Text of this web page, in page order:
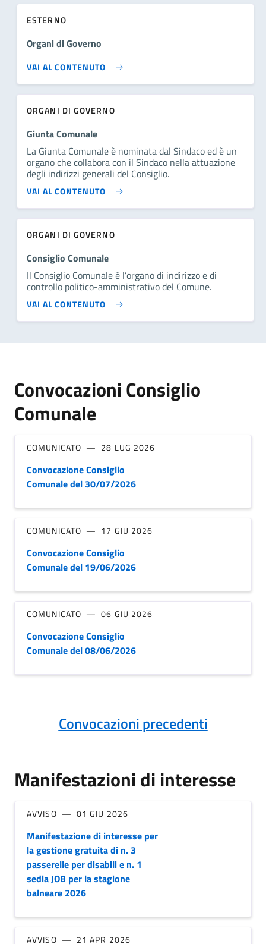
ESTERNO
Organi di Governo
VAI AL CONTENUTO
ORGANI DI GOVERNO
Giunta Comunale
La Giunta Comunale è nominata dal Sindaco ed è un
organo che collabora con il Sindaco nella attuazione
degli indirizzi generali del Consiglio.
VAI AL CONTENUTO
ORGANI DI GOVERNO
Consiglio Comunale
Il Consiglio Comunale è l’organo di indirizzo e di
controllo politico-amministrativo del Comune.
VAI AL CONTENUTO
Convocazioni Consiglio
Comunale
COMUNICATO 28 LUG 2026
Convocazione Consiglio
Comunale del 30/07/2026
COMUNICATO 17 GIU 2026
Convocazione Consiglio
Comunale del 19/06/2026
COMUNICATO 06 GIU 2026
Convocazione Consiglio
Comunale del 08/06/2026
Convocazioni precedenti
Manifestazioni di interesse
AVVISO 01 GIU 2026
Manifestazione di interesse per
la gestione gratuita di n. 3
passerelle per disabili e n. 1
sedia JOB per la stagione
balneare 2026
AVVISO 21 APR 2026